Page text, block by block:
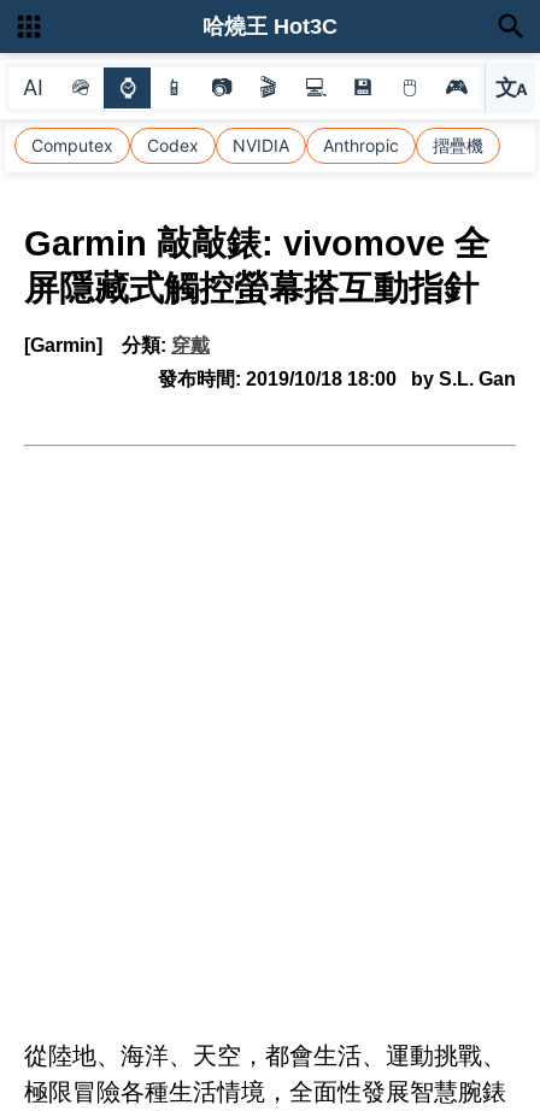
AI 🪖 ⌚ 📱 📷 🎬 💻 💾 🖱 🎮 文A
選
Computex Codex NVIDIA Anthropic 摺疊機
哈燒王 Hot3C
Garmin 敲敲錶: vivomove 全
屏隱藏式觸控螢幕搭互動指針
[Garmin] 分類: 穿戴
發布時間: 2019/10/18 18:00 by S.L. Gan
從陸地、海洋、天空，都會生活、運動挑戰、
極限冒險各種生活情境，全面性發展智慧腕錶